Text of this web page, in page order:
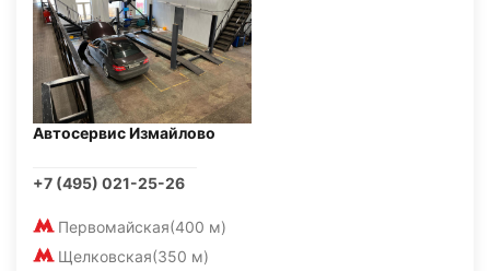
Автосервис Измайлово
+7 (495) 021-25-26
Первомайская(400 м)
Щелковская(350 м)